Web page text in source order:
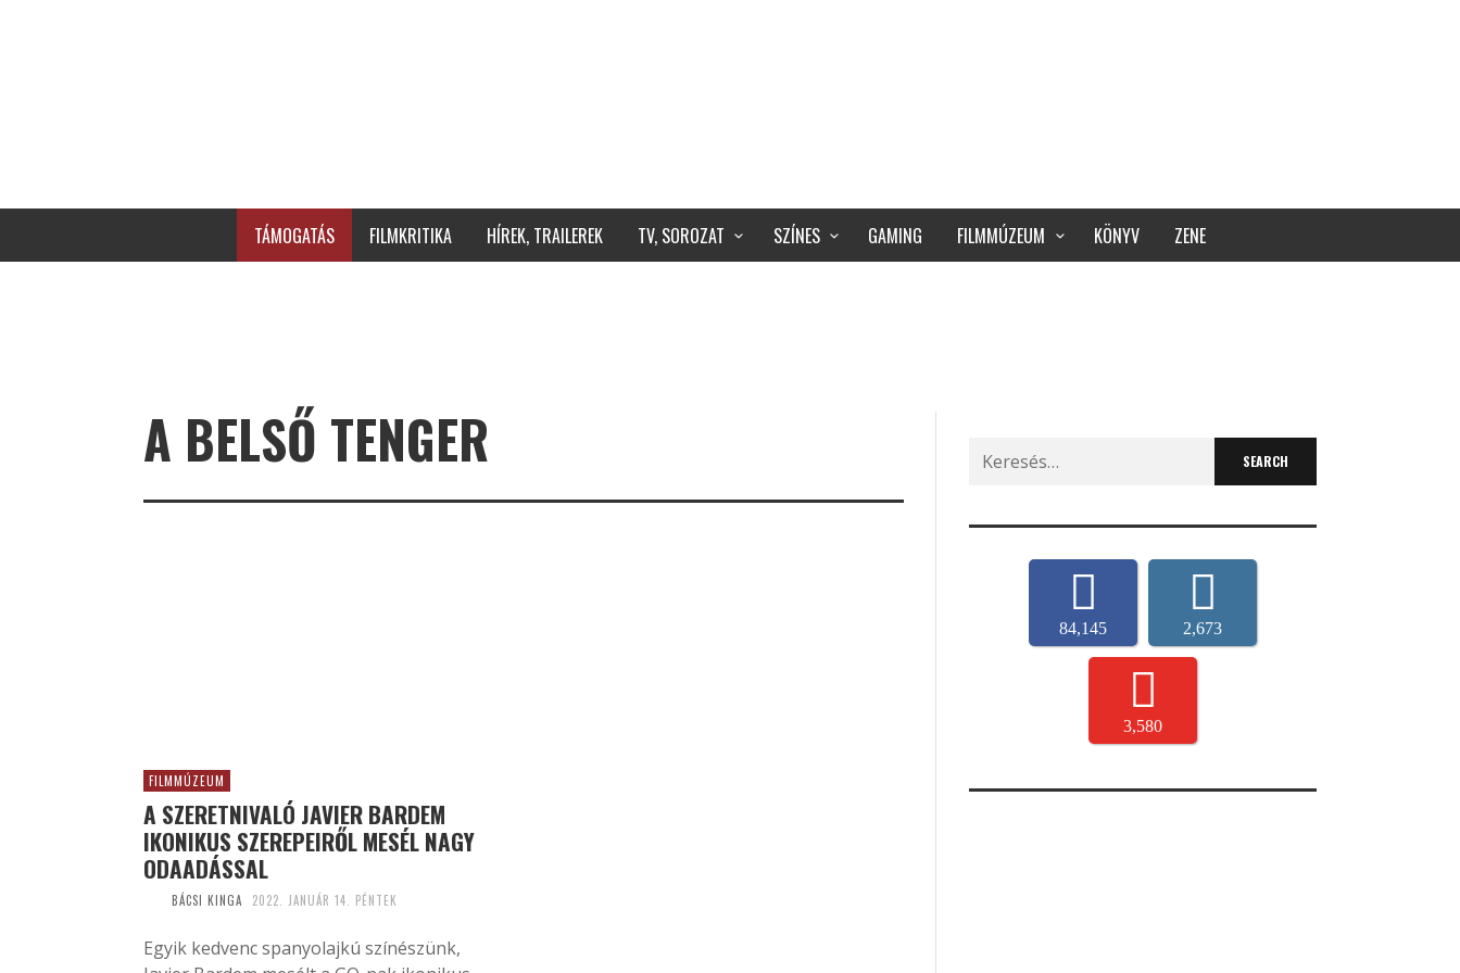
TÁMOGATÁS FILMKRITIKA HÍREK, TRAILEREK TV, SOROZAT SZÍNES GAMING FILMMÚZEUM KÖNYV ZENE
A BELSŐ TENGER
FILMMÚZEUM
A SZERETNIVALÓ JAVIER BARDEM
IKONIKUS SZEREPEIRŐL MESÉL NAGY
ODAADÁSSAL
BÁCSI KINGA 2022. JANUÁR 14. PÉNTEK
Egyik kedvenc spanyolajkú színészünk,
Search
for:
84,145 2,673
3,580